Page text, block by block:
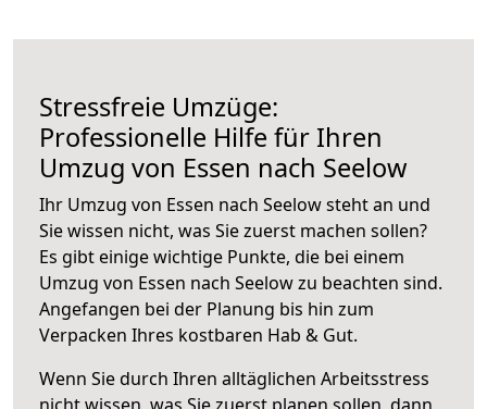
Stressfreie Umzüge:
Professionelle Hilfe für Ihren
Umzug von Essen nach Seelow
Ihr Umzug von Essen nach Seelow steht an und
Sie wissen nicht, was Sie zuerst machen sollen?
Es gibt einige wichtige Punkte, die bei einem
Umzug von Essen nach Seelow zu beachten sind.
Angefangen bei der Planung bis hin zum
Verpacken Ihres kostbaren Hab & Gut.
Wenn Sie durch Ihren alltäglichen Arbeitsstress